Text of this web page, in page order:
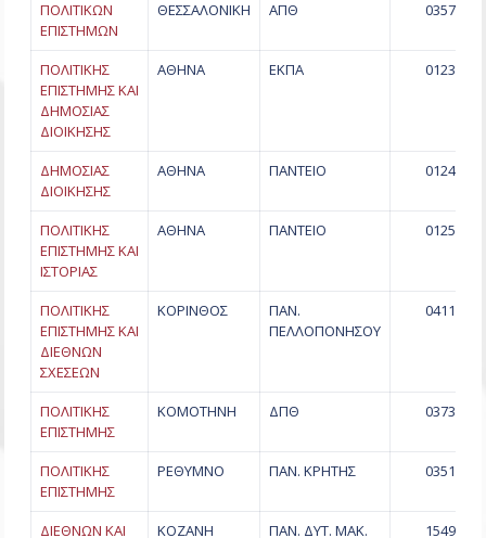
ΠΟΛΙΤΙΚΩΝ
ΕΠΙΣΤΗΜΩΝ
ΘΕΣΣΑΛΟΝΙΚΗ ΑΠΘ 0357
ΠΟΛΙΤΙΚΗΣ
ΕΠΙΣΤΗΜΗΣ ΚΑΙ
ΔΗΜΟΣΙΑΣ
ΔΙΟΙΚΗΣΗΣ
ΑΘΗΝΑ ΕΚΠΑ 0123
ΔΗΜΟΣΙΑΣ
ΔΙΟΙΚΗΣΗΣ
ΑΘΗΝΑ ΠΑΝΤΕΙΟ 0124
ΠΟΛΙΤΙΚΗΣ
ΕΠΙΣΤΗΜΗΣ ΚΑΙ
ΙΣΤΟΡΙΑΣ
ΑΘΗΝΑ ΠΑΝΤΕΙΟ 0125
ΠΟΛΙΤΙΚΗΣ
ΕΠΙΣΤΗΜΗΣ ΚΑΙ
ΔΙΕΘΝΩΝ
ΣΧΕΣΕΩΝ
ΚΟΡΙΝΘΟΣ
ΠΑΝ.
ΠΕΛΛΟΠΟΝΗΣΟΥ
0411
ΠΟΛΙΤΙΚΗΣ
ΕΠΙΣΤΗΜΗΣ
ΚΟΜΟΤΗΝΗ ΔΠΘ 0373
ΠΟΛΙΤΙΚΗΣ
ΕΠΙΣΤΗΜΗΣ
ΡΕΘΥΜΝΟ ΠΑΝ. ΚΡΗΤΗΣ 0351
ΔΙΕΘΝΩΝ ΚΑΙ
ΚΟΖΑΝΗ ΠΑΝ. ΔΥΤ. ΜΑΚ. 1549